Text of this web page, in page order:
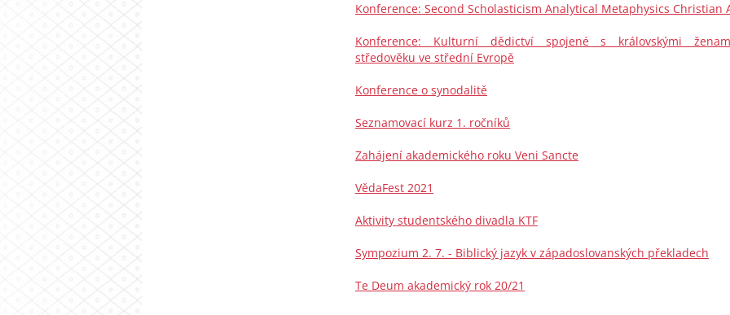
Konference: Second Scholasticism Analytical Metaphysics Christian
Konference: Kulturní dědictví spojené s královskými
středověku ve střední Evropě
Konference o synodalitě
Seznamovací kurz 1. ročníků
Zahájení akademického roku Veni Sancte
VědaFest 2021
Aktivity studentského divadla KTF
Sympozium 2. 7. - Biblický jazyk v západoslovanských překladech
Te Deum akademický rok 20/21